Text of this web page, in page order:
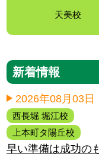
天美校
新着情報
2026年08月03日
西長堀 堀江校
上本町タ陽丘校
早い準備は成功の